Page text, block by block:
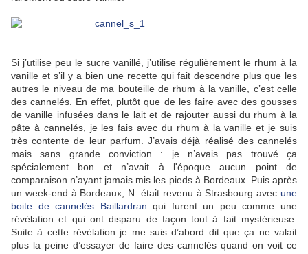
Si j’utilise peu le sucre vanillé, j’utilise régulièrement le rhum à la
vanille et s’il y a bien une recette qui fait descendre plus que les
autres le niveau de ma bouteille de rhum à la vanille, c’est celle
des cannelés. En effet, plutôt que de les faire avec des gousses
de vanille infusées dans le lait et de rajouter aussi du rhum à la
pâte à cannelés, je les fais avec du rhum à la vanille et je suis
très contente de leur parfum. J’avais déjà réalisé des cannelés
mais sans grande conviction : je n’avais pas trouvé ça
spécialement bon et n’avait à l'époque aucun point de
comparaison n’ayant jamais mis les pieds à Bordeaux. Puis après
un week-end à Bordeaux, N. était revenu à Strasbourg avec une
boite de cannelés Baillardran qui furent un peu comme une
révélation et qui ont disparu de façon tout à fait mystérieuse.
Suite à cette révélation je me suis d’abord dit que ça ne valait
plus la peine d’essayer de faire des cannelés quand on voit ce